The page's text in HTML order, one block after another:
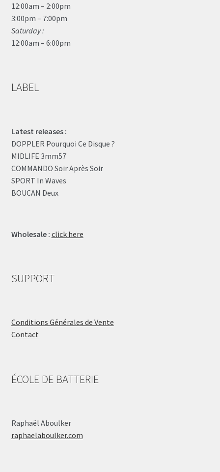
12:00am – 2:00pm
3:00pm – 7:00pm
Saturday :
12:00am – 6:00pm
LABEL
Latest releases :
DOPPLER Pourquoi Ce Disque ?
MIDLIFE 3mm57
COMMANDO Soir Après Soir
SPORT In Waves
BOUCAN Deux
Wholesale : click here
SUPPORT
Conditions Générales de Vente
Contact
ÉCOLE DE BATTERIE
Raphaël Aboulker
raphaelaboulker.com